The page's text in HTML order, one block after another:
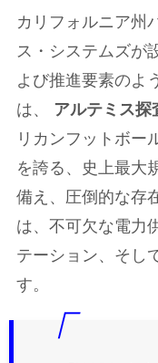
カリフォルニア州
ス・システムズが
よび推進要素のよ
は、 アルテミス探
リカンフットボー
を誇る、史上最大
備え、圧倒的な存
は、不可欠な電力
テーション、そし
す。